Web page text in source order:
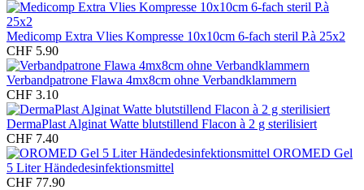
Medicomp Extra Vlies Kompresse 10x10cm 6-fach steril P.à 25x2
CHF 5.90
Verbandpatrone Flawa 4mx8cm ohne Verbandklammern
CHF 3.10
DermaPlast Alginat Watte blutstillend Flacon à 2 g sterilisiert
CHF 7.40
OROMED Gel
5 Liter Händedesinfektionsmittel
CHF 77.90